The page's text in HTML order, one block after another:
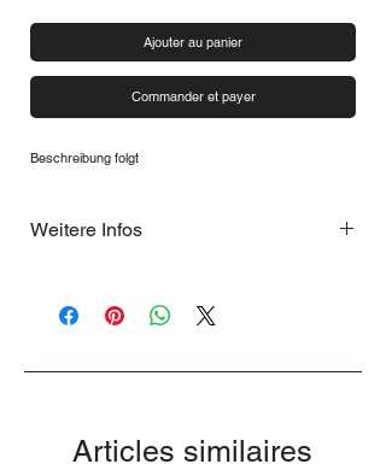
Ajouter au panier
Commander et payer
Beschreibung folgt
Weitere Infos
Articles similaires